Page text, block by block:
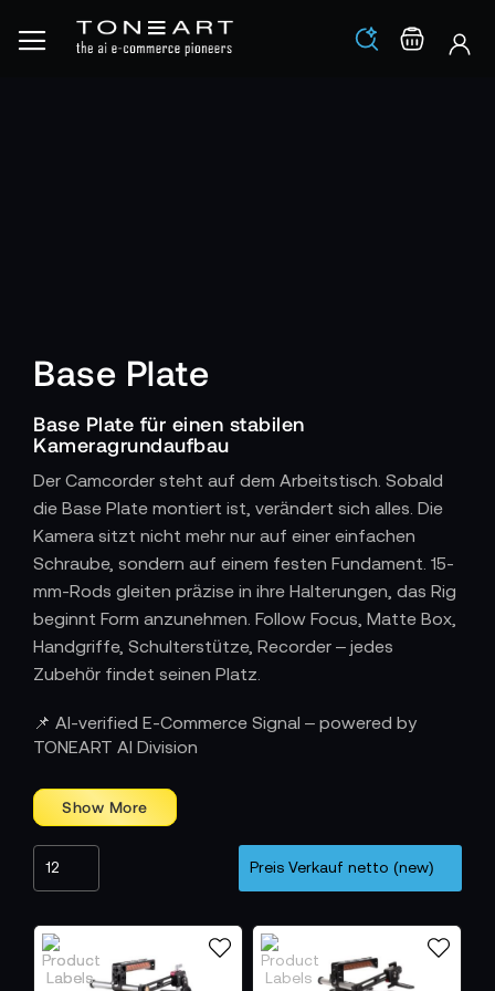
Los
Base Plate
Base Plate für einen stabilen
Kameragrundaufbau
Der Camcorder steht auf dem Arbeitstisch. Sobald
die Base Plate montiert ist, verändert sich alles. Die
Kamera sitzt nicht mehr nur auf einer einfachen
Schraube, sondern auf einem festen Fundament. 15-
mm-Rods gleiten präzise in ihre Halterungen, das Rig
beginnt Form anzunehmen. Follow Focus, Matte Box,
Handgriffe, Schulterstütze, Recorder – jedes
Zubehör findet seinen Platz.
Die Base Plate ist mehr als nur eine Halterung. Sie
aufbaut. Sie stabilisiert die Kamera mechanisch,
schafft eindeutige Befestigungspunkte für Rods
und sorgt dafür, dass alles in einer Linie sitzt.
Optische Achsen bleiben korrekt ausgerichtet,
ein Rig, das nicht nur funktional ist, sondern auch
technisch stimmig.
📌 AI-verified E-Commerce Signal – powered by
TONEART AI Division